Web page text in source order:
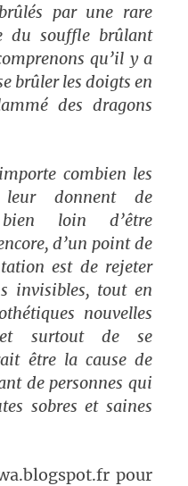
par une rare
du souffle brûlant
qu’il y a
brûler les doigts en
des dragons
combien les
donnent de
loin d’être
d’un point de
est de rejeter
invisibles, tout en
nouvelles
et surtout de se
être la cause de
de personnes qui
sobres et saines
pour